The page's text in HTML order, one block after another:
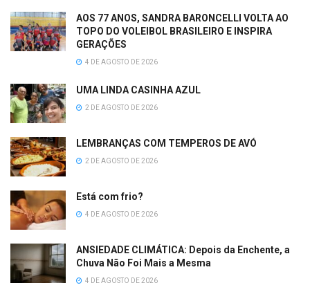
AOS 77 ANOS, SANDRA BARONCELLI VOLTA AO
TOPO DO VOLEIBOL BRASILEIRO E INSPIRA
GERAÇÕES
4 DE AGOSTO DE 2026
UMA LINDA CASINHA AZUL
2 DE AGOSTO DE 2026
LEMBRANÇAS COM TEMPEROS DE AVÓ
2 DE AGOSTO DE 2026
Está com frio?
4 DE AGOSTO DE 2026
ANSIEDADE CLIMÁTICA: Depois da Enchente, a
Chuva Não Foi Mais a Mesma
4 DE AGOSTO DE 2026